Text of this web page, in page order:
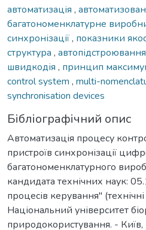
автоматизація ,
багатономенклатурне
синхронізації, показники
структура ,
швидкодія , принцип
control system , multi-
synchronisation devices
Бібліографічний опис
Автоматизація процесу
пристроїв синхронізації
багатономенклатурного
кандидата технічних наук:
процесів керування"
Національний університет
природокористування. -